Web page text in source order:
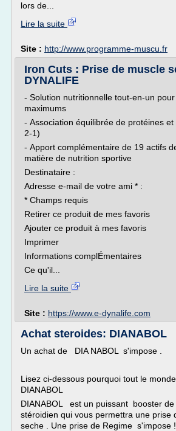
lors de...
Lire la suite
Site : http://www.programme-muscu.fr
Iron Cuts : Prise de muscle
DYNALIFE
- Solution nutritionnelle tout-en-un
maximums
- Association équilibrée de protéines
2-1)
- Apport complémentaire de 19 actifs
matière de nutrition sportive
Destinataire :
Adresse e-mail de votre ami * :
* Champs requis
Retirer ce produit de mes favoris
Ajouter ce produit à mes favoris
Imprimer
Informations complÉmentaires
Ce qu'il...
Lire la suite
Site : https://www.e-dynalife.com
Achat steroides: DIANABOL
Un achat de DIA NABOL s'impose .
Lisez ci-dessous pourquoi tout le
DIANABOL
DIANABOL est un puissant booster de
stéroidien qui vous permettra une prise
seche . Une prise de Regime s'impose